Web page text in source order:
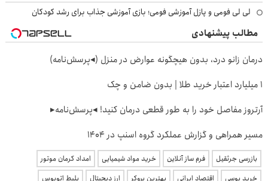
لی لی فومی و پازل آموزشی فومی؛ بازی آموزشی جذاب برای رشد کودکان
مطالب پیشنهادی
درمان زانو درد، بدون هیچگونه عوارض در منزل (◂پرسش‌نامه)
۱ میلیارد اعتبار خرید طلا | بدون ضامن و چک
آرتروز مفاصل خود را به طور قطعی درمان کنید! ◂پرسش‌نامه▸
مسیر همراهی و گزارش عملکرد گروه اسنپ در ۱۴۰۴
بازرسی جرثقیل فرم ساز آنلاین خرید مواد شیمیایی
امداد کرمان موتور
خرید یوسی
اقتصاد ایرانی بهترین بروکر ارز دیجیتال بلیط اتوبوس